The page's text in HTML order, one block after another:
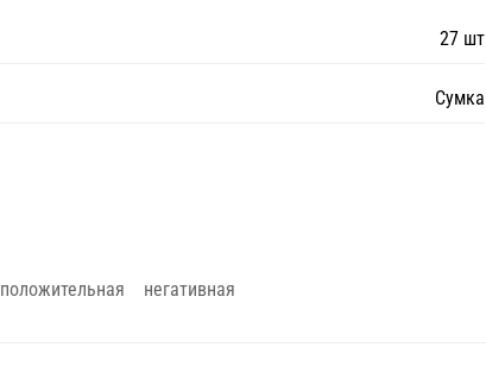
27 шт
Сумка
положительная негативная